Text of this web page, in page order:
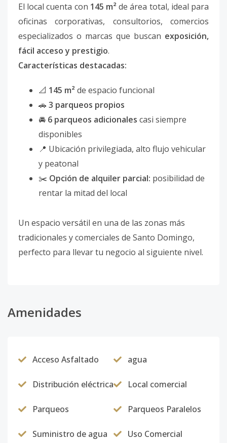
El local cuenta con 145 m²de área total, ideal para
oficinas corporativas, consultorios, comercios
especializados o marcas que buscan exposición,
fácil acceso y prestigio.
Características destacadas:
📐 145 m²de espacio funcional
🚗 3 parqueos propios
🚘 6 parqueos adicionales casi siempre
disponibles
📍 Ubicación privilegiada, alto flujo vehicular
y peatonal
✂️ Opción de alquiler parcial: posibilidad de
rentar la mitad del local
Un espacio versátil en una de las zonas más
tradicionales y comerciales de Santo Domingo,
perfecto para llevar tu negocio al siguiente nivel.
Amenidades
Acceso Asfaltado agua
Distribución eléctrica Local comercial
Parqueos Parqueos Paralelos
Suministro de agua Uso Comercial